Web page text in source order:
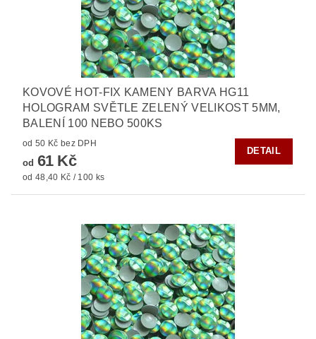
KOVOVÉ HOT-FIX KAMENY BARVA HG11
HOLOGRAM SVĚTLE ZELENÝ VELIKOST 5MM,
BALENÍ 100 NEBO 500KS
od 50 Kč bez DPH
od 61 Kč
od 48,40 Kč / 100 ks
DETAIL